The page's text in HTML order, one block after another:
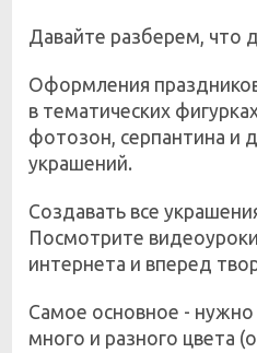
Давайте разберем, что
Оформления
в тематических
фотозон, серпантина и
украшений.
Создавать все
Посмотрите
интернета и вперед
Самое основное - нужно
много и разного цвета